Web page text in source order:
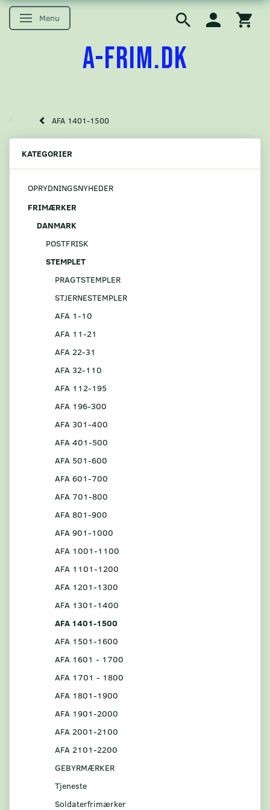
Skifte navigation
Menu
A-FRIM.DK
AFA 1401-1500
KATEGORIER
OPRYDNINGSNYHEDER
FRIMÆRKER
DANMARK
POSTFRISK
STEMPLET
PRAGTSTEMPLER
STJERNESTEMPLER
AFA 1-10
AFA 11-21
AFA 22-31
AFA 32-110
AFA 112-195
AFA 196-300
AFA 301-400
AFA 401-500
AFA 501-600
AFA 601-700
AFA 701-800
AFA 801-900
AFA 901-1000
AFA 1001-1100
AFA 1101-1200
AFA 1201-1300
AFA 1301-1400
AFA 1401-1500
AFA 1501-1600
AFA 1601 - 1700
AFA 1701 - 1800
AFA 1801-1900
AFA 1901-2000
AFA 2001-2100
AFA 2101-2200
GEBYRMÆRKER
Tjeneste
Soldaterfrimærker